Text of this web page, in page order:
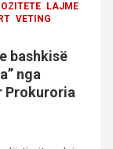
LAJME
VETING
bashkisë
nga
Prokuroria